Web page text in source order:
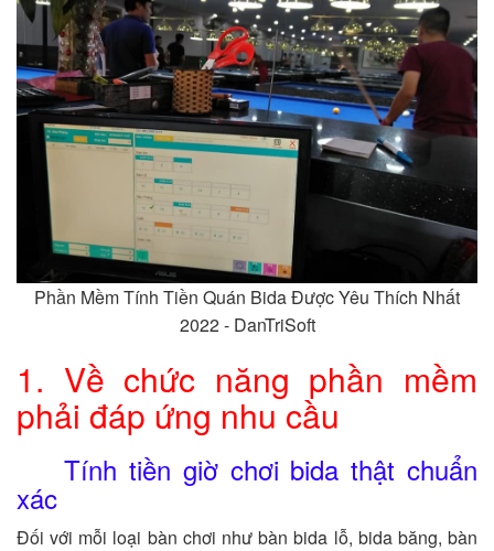
Phần Mềm Tính Tiền Quán Bida Được Yêu Thích Nhất
2022 - DanTriSoft
1. Về chức năng phần mềm
phải đáp ứng nhu cầu
Tính tiền giờ chơi bida thật chuẩn
xác
Đối với mỗi loại bàn chơi như bàn bida lỗ, bida băng, bàn